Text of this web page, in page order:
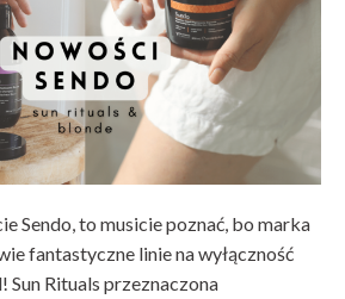
Sendo, to musicie poznać, bo marka
fantastyczne linie na wyłączność
Sun Rituals przeznaczona